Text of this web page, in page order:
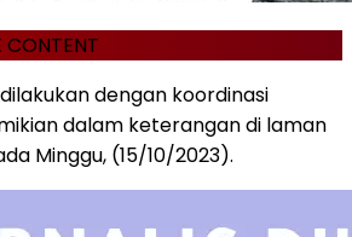
CONTENT
dengan koordinasi
dalam keterangan di laman
Minggu, (15/10/2023).